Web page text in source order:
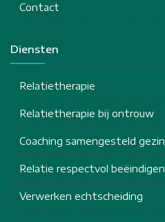
Contact
Diensten
Relatietherapie
Relatietherapie bij ontrouw
Coaching samengesteld gezin
Relatie respectvol beëindigen
Verwerken echtscheiding